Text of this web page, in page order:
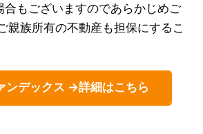
合もございますのであらかじめご
親族所有の不動産も担保にするこ
ンデックス →詳細はこちら